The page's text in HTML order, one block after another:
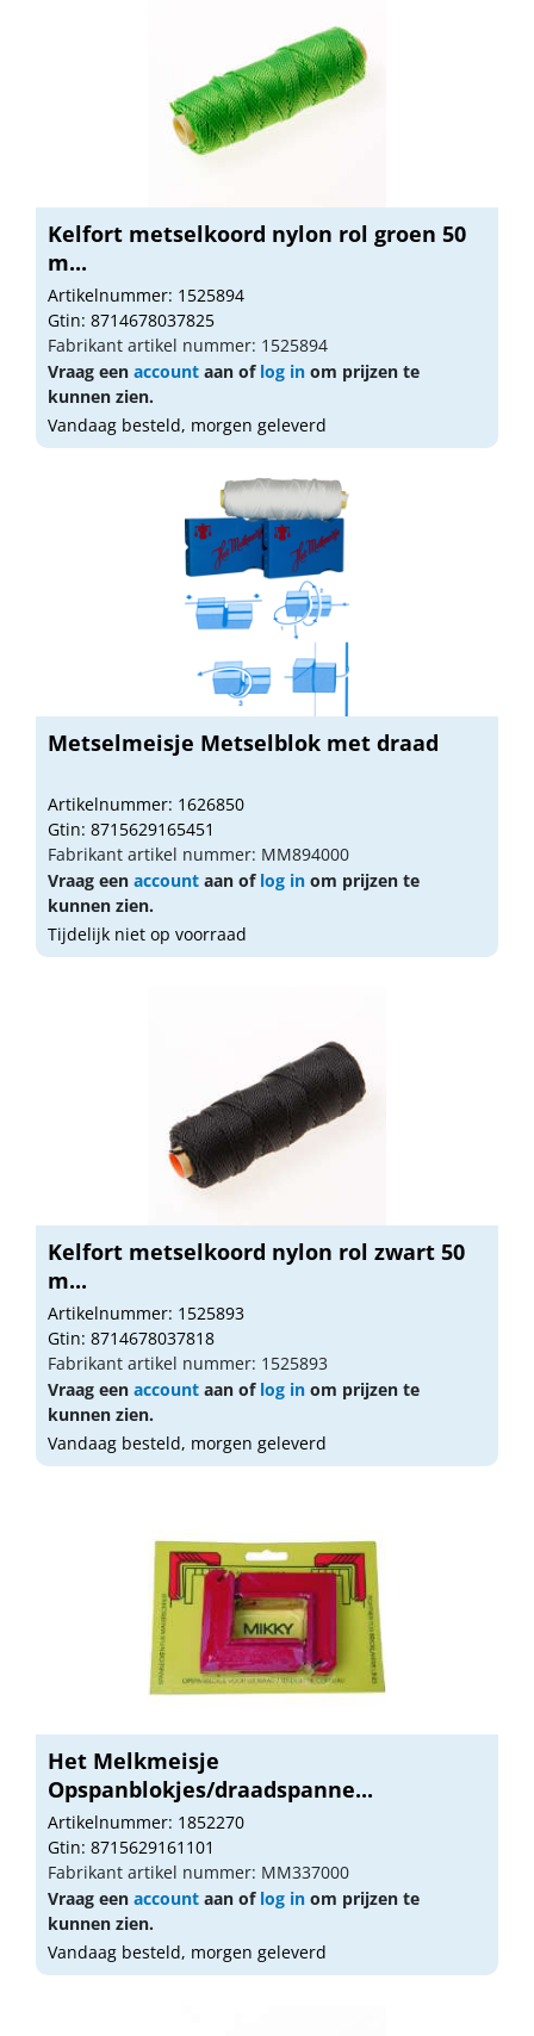
Kelfort metselkoord nylon rol groen 50
m...
Artikelnummer: 1525894
Gtin: 8714678037825
Fabrikant artikel nummer: 1525894
Vraag een account aan of log in om prijzen te
kunnen zien.
Vandaag besteld, morgen geleverd
Metselmeisje Metselblok met draad
Artikelnummer: 1626850
Gtin: 8715629165451
Fabrikant artikel nummer: MM894000
Vraag een account aan of log in om prijzen te
kunnen zien.
Tijdelijk niet op voorraad
Kelfort metselkoord nylon rol zwart 50
m...
Artikelnummer: 1525893
Gtin: 8714678037818
Fabrikant artikel nummer: 1525893
Vraag een account aan of log in om prijzen te
kunnen zien.
Vandaag besteld, morgen geleverd
Het Melkmeisje
Opspanblokjes/draadspanne...
Artikelnummer: 1852270
Gtin: 8715629161101
Fabrikant artikel nummer: MM337000
Vraag een account aan of log in om prijzen te
kunnen zien.
Vandaag besteld, morgen geleverd